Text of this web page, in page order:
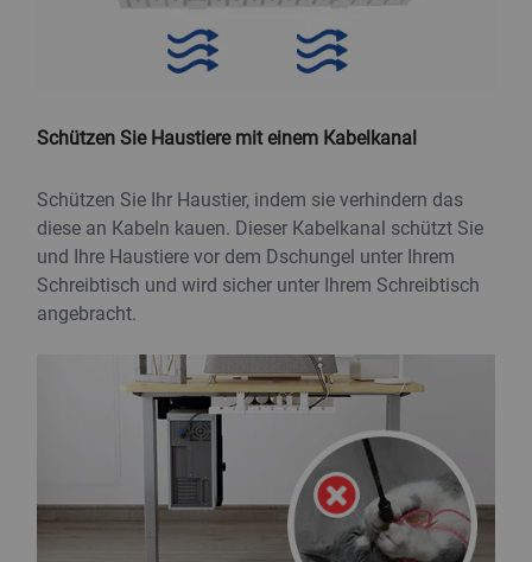
Schützen Sie Haustiere mit einem Kabelkanal
Schützen Sie Ihr Haustier, indem sie verhindern das
diese an Kabeln kauen. Dieser Kabelkanal schützt Sie
und Ihre Haustiere vor dem Dschungel unter Ihrem
Schreibtisch und wird sicher unter Ihrem Schreibtisch
angebracht.